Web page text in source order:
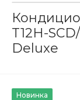
T12H-
Deluxe
Новинка